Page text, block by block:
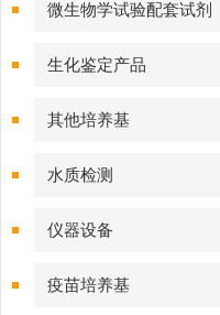
微生物学试验配套试剂
生化鉴定产品
其他培养基
水质检测
仪器设备
疫苗培养基